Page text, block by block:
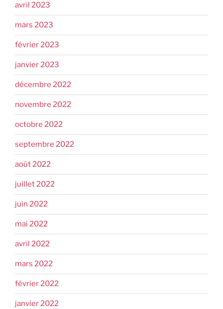
avril 2023
mars 2023
février 2023
janvier 2023
décembre 2022
novembre 2022
octobre 2022
septembre 2022
août 2022
juillet 2022
juin 2022
mai 2022
avril 2022
mars 2022
février 2022
janvier 2022